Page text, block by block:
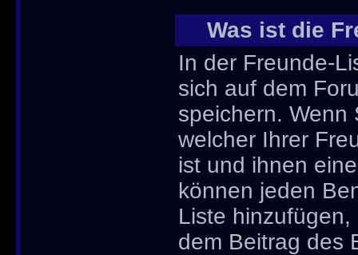
Was ist die
In der Freunde-
sich auf dem
speichern.
welcher Ihrer
ist und ihnen
können jeden
Liste
dem Beitrag des